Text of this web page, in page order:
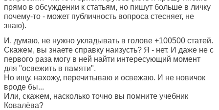
прямо в обсуждении к статьям, но пишут больше в личку
почему-то - может публичность вопроса стесняет, не
знаю).
И, думаю, не нужно укладывать в голове +100500 статей.
Скажем, вы знаете справку наизусть? Я - нет. И даже не с
первого раза могу в ней найти интересующий момент
для "освежить в памяти".
Но ищу, нахожу, перечитываю и освежаю. И не новичок
вроде бы...
Или, скажем, насколько точно вы помните учебник
Ковалёва?